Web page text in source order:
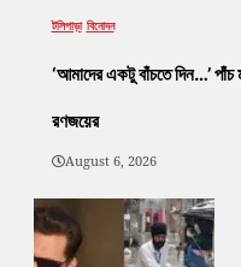
টলিপাড়া বিনোদন
‘আমাদের একটু বাঁচতে দিন…’ পাঁচ
রণজয়ের
August 6, 2026